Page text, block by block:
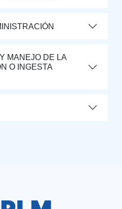
MANEJO DE LA
O INGESTA